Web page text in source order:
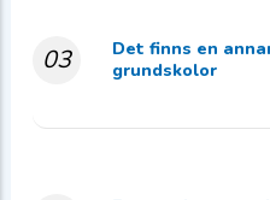
03
Det finns en
grundskolor